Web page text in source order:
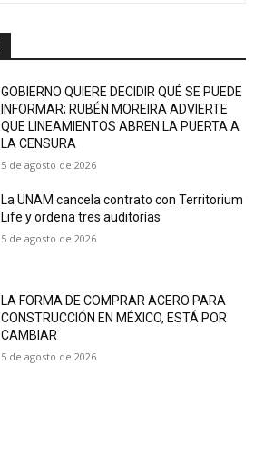
GOBIERNO QUIERE DECIDIR QUÉ SE PUEDE
INFORMAR; RUBÉN MOREIRA ADVIERTE
QUE LINEAMIENTOS ABREN LA PUERTA A
LA CENSURA
5 de agosto de 2026
La UNAM cancela contrato con Territorium
Life y ordena tres auditorías
5 de agosto de 2026
LA FORMA DE COMPRAR ACERO PARA
CONSTRUCCIÓN EN MÉXICO, ESTÁ POR
CAMBIAR
5 de agosto de 2026